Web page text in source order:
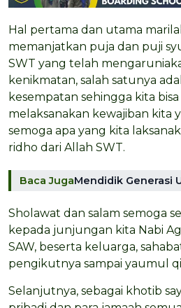
Hal pertama dan utama
memanjatkan puja dan puji
SWT yang telah
kenikmatan, salah satunya
kesempatan sehingga kita
melaksanakan kewajiban kita
semoga apa yang kita
ridho dari Allah SWT.
Baca JugaMendidik Generasi
Sholawat dan salam semoga
kepada junjungan kita Nabi
SAW, beserta keluarga,
pengikutnya sampai yaumul
Selanjutnya, sebagai khotib